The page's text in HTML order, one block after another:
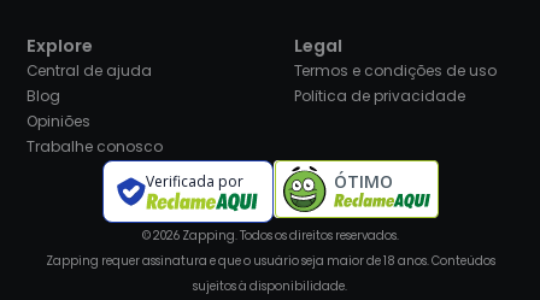
Explore
Central de ajuda
Blog
Opiniões
Trabalhe conosco
Legal
Termos e condições de uso
Política de privacidade
Verificada por ÓTIMO
© 2026 Zapping. Todos os direitos reservados.
Zapping requer assinatura e que o usuário seja maior de 18 anos. Conteúdos
sujeitos à disponibilidade.